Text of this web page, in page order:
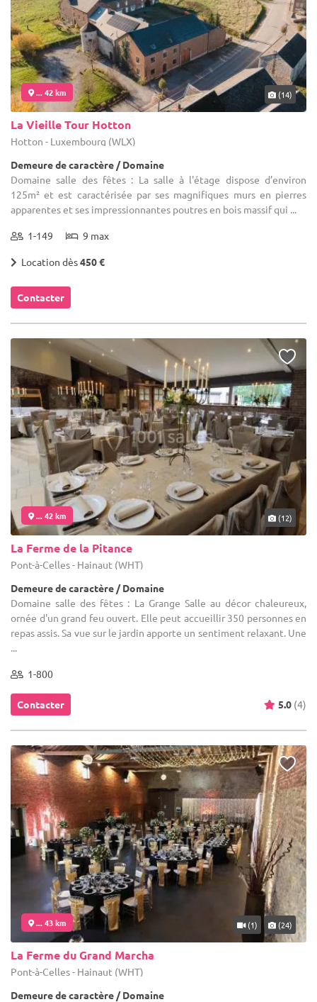
... 42 km (14)
La Vieille Tour Hotton
Hotton - Luxembourg (WLX)
Demeure de caractère / Domaine
Domaine salle des fêtes : La salle à l'étage dispose d’environ
125m² et est caractérisée par ses magnifiques murs en pierres
apparentes et ses impressionnantes poutres en bois massif qui ...
1-149 9 max
Location dès450 €
Contacter
... 42 km (12)
La Ferme de la Pitance
Pont-à-Celles - Hainaut (WHT)
Demeure de caractère / Domaine
Domaine salle des fêtes : La Grange Salle au décor chaleureux,
ornée d'un grand feu ouvert. Elle peut accueillir 350 personnes en
repas assis. Sa vue sur le jardin apporte un sentiment relaxant. Une
1-800
Contacter 5.0 (4)
... 43 km (1) (24)
La Ferme du Grand Marcha
Pont-à-Celles - Hainaut (WHT)
Demeure de caractère / Domaine